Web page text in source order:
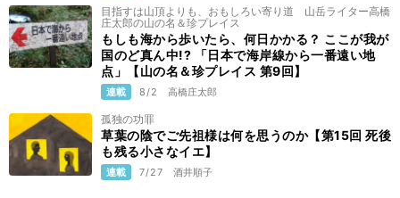
目指すは山頂よりも、おもしろい寄り道 山岳ライター高橋
庄太郎の山の名＆珍プレイス
もしも海から歩いたら、何日かかる？ ここが我が
国のど真ん中!? 「日本で海岸線から一番遠い地
点」【山の名＆珍プレイス 第9回】
連載 8/2 高橋庄太郎
孤独の功罪
草葉の陰でご先祖様は何を思うのか【第15回 死後
も残る小さなイエ】
連載 7/27 酒井順子